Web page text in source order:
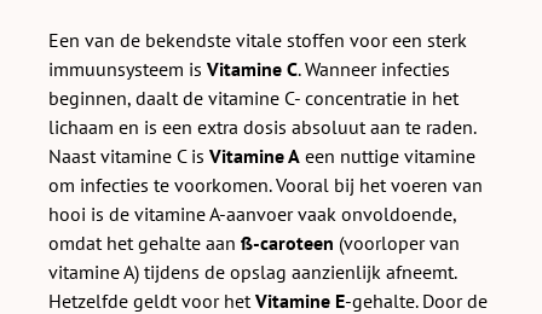
Een van de bekendste vitale stoffen voor een sterk
immuunsysteem is Vitamine C. Wanneer infecties
beginnen, daalt de vitamine C- concentratie in het
lichaam en is een extra dosis absoluut aan te raden.
Naast vitamine C is Vitamine A een nuttige vitamine
om infecties te voorkomen. Vooral bij het voeren van
hooi is de vitamine A-aanvoer vaak onvoldoende,
omdat het gehalte aan ß-caroteen (voorloper van
vitamine A) tijdens de opslag aanzienlijk afneemt.
Hetzelfde geldt voor het Vitamine E-gehalte. Door de